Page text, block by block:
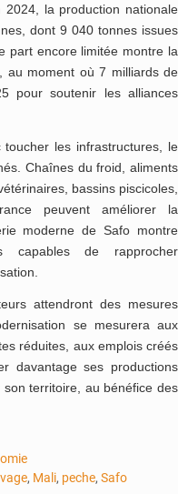
la production nationale
dont 9 040 tonnes issues
part encore limitée montre la
au moment où 7 milliards de
pour soutenir les alliances
les infrastructures, le
Chaînes du froid, aliments
bassins piscicoles,
peuvent améliorer la
moderne de Safo montre
capables de rapprocher
attendront des mesures
se mesurera aux
réduites, aux emplois créés
davantage ses productions
territoire, au bénéfice des
, Mali, peche, Safo